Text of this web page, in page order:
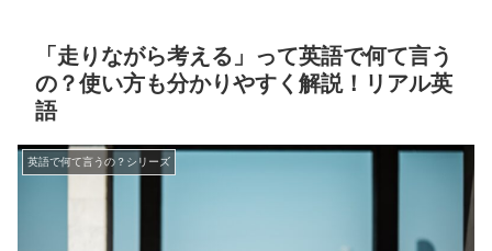
「走りながら考える」って英語で何て言う
の？使い方も分かりやすく解説！リアル英
語
英語で何て言うの？シリーズ